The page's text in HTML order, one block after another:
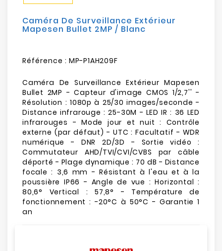
Caméra De Surveillance Extérieur
Mapesen Bullet 2MP / Blanc
Référence : MP-P1AH209F
Caméra De Surveillance Extérieur Mapesen
Bullet 2MP - Capteur d'image CMOS 1/2,7'' -
Résolution : 1080p à 25/30 images/seconde -
Distance infrarouge : 25-30M - LED IR : 36 LED
infrarouges - Mode jour et nuit : Contrôle
externe (par défaut) - UTC : Facultatif - WDR
numérique - DNR 2D/3D - Sortie vidéo :
Commutateur AHD/TVI/CVI/CVBS par câble
déporté - Plage dynamique : 70 dB - Distance
focale : 3,6 mm - Résistant à l'eau et à la
poussière IP66 - Angle de vue : Horizontal :
80,6° Vertical : 57,8° - Température de
fonctionnement : -20°C à 50°C - Garantie 1
an